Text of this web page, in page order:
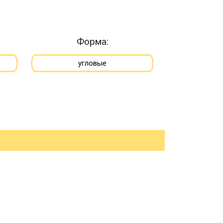
Форма:
угловые